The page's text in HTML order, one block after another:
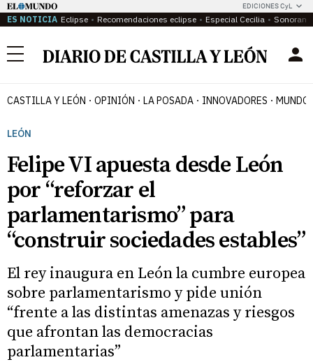
EDICIONES CyL
ES NOTICIA Eclipse Recomendaciones eclipse Especial Cecilia
Menú
CASTILLA Y LEÓN OPINIÓN LA POSADA INNOVADORES MUNDO
LEÓN
Felipe VI apuesta desde León
por “reforzar el
parlamentarismo” para
“construir sociedades estables”
El rey inaugura en León la cumbre europea
sobre parlamentarismo y pide unión
“frente a las distintas amenazas y riesgos
que afrontan las democracias
parlamentarias”